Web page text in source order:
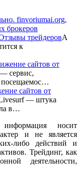
finvoriumai.org,
брокеров
трейдеровА
к
сайтов от
сервис,
посещаемос…
сайтов от
— штука
в…
носит
и не является
либо действий и
Трейдинг, как
деятельности,